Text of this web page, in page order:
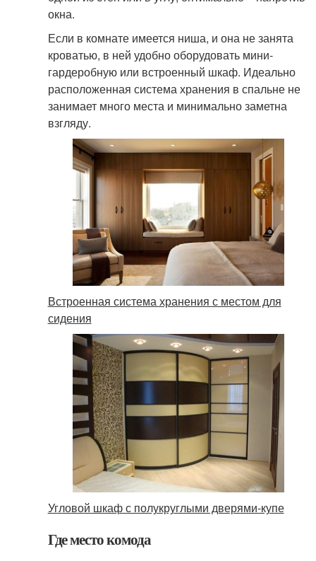
окна.
Если в комнате имеется ниша, и она не занята
кроватью, в ней удобно оборудовать мини-
гардеробную или встроенный шкаф. Идеально
расположенная система хранения в спальне не
занимает много места и минимально заметна
взгляду.
Встроенная система хранения с местом для
сидения
Угловой шкаф с полукруглыми дверями-купе
Где место комода